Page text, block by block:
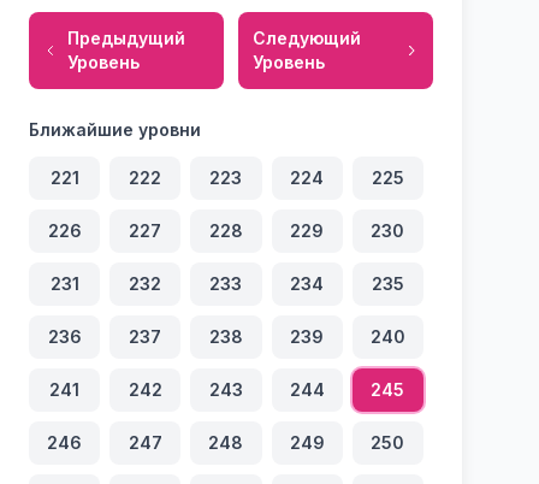
Предыдущий
Уровень
Следующий
Уровень
Ближайшие уровни
221 222 223 224 225
226 227 228 229 230
231 232 233 234 235
236 237 238 239 240
241 242 243 244 245
246 247 248 249 250